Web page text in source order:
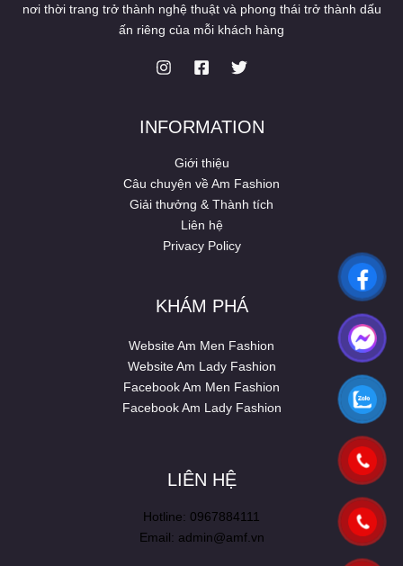
nơi thời trang trở thành nghệ thuật và phong thái trở thành dấu
ấn riêng của mỗi khách hàng
INFORMATION
Giới thiệu
Câu chuyện về Am Fashion
Giải thưởng & Thành tích
Liên hệ
Privacy Policy
KHÁM PHÁ
Website Am Men Fashion
Website Am Lady Fashion
Facebook Am Men Fashion
Facebook Am Lady Fashion
LIÊN HỆ
Hotline: 0967884111
Email: admin@amf.vn